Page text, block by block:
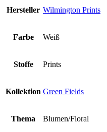
Hersteller Wilmington Prints
Farbe Weiß
Stoffe Prints
Kollektion Green Fields
Thema Blumen/Floral